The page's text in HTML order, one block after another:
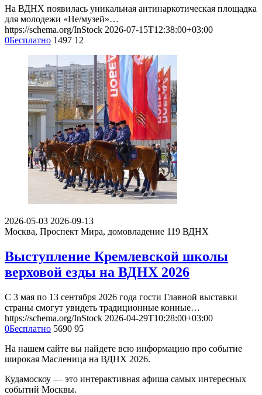
На ВДНХ появилась уникальная антинаркотическая площадка
для молодежи «Не/музей»…
https://schema.org/InStock 2026-07-15T12:38:00+03:00
0Бесплатно 1497 12
2026-05-03 2026-09-13
Москва, Проспект Мира, домовладение 119 ВДНХ
Выступление Кремлевской школы
верховой езды на ВДНХ 2026
С 3 мая по 13 сентября 2026 года гости Главной выставки
страны смогут увидеть традиционные конные…
https://schema.org/InStock 2026-04-29T10:28:00+03:00
0Бесплатно 5690 95
На нашем сайте вы найдете всю информацию про событие
широкая Масленица на ВДНХ 2026.
Кудамоскоу — это интерактивная афиша самых интересных
событий Москвы.